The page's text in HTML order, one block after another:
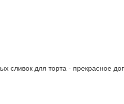
сливок для торта - прекрасное